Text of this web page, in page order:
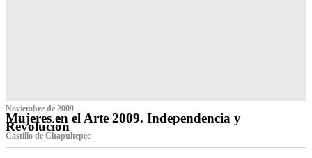
Noviembre de 2009
Mujeres en el Arte 2009. Independencia y
Revolución
Castillo de Chapultepec